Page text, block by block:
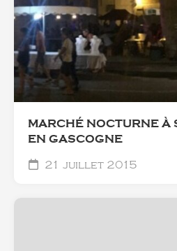
MARCHÉ NOCTURNE À
EN GASCOGNE
21 juillet 2015